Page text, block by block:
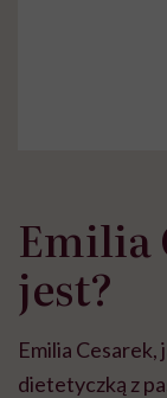
Emilia
jest?
Emilia Cesarek,
dietetyczką z